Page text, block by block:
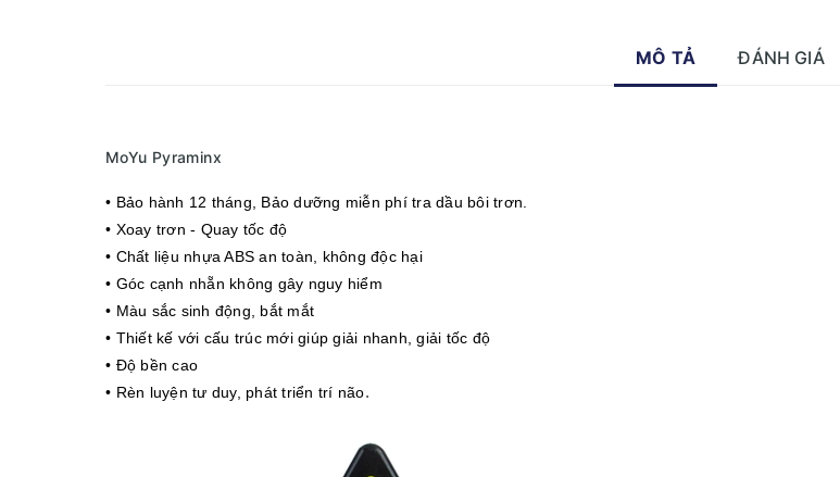
MÔ TẢ ĐÁNH GIÁ
MoYu Pyraminx
• Bảo hành 12 tháng , Bảo dưỡng miễn phí tra dầu bôi trơn.
• Xoay trơn - Quay tốc độ
• Chất liệu nhựa ABS an toàn, không độc hại
• Góc cạnh nhẵn không gây nguy hiểm
• Màu sắc sinh động, bắt mắt
• Thiết kế với cấu trúc mới giúp giải nhanh, giải tốc độ
• Độ bền cao
• Rèn luyện tư duy, phát triển trí não.